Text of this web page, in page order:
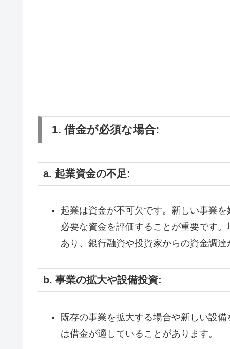
1. 借金が必須な場合:
a. 起業資金の不足:
起業は資金が不可欠です。新しい事業
必要な資金を評価することが重要です
あり、銀行融資や投資家からの資金調
b. 事業の拡大や設備投資:
既存の事業を拡大する場合や新しい設
は借金が適していることがあります。